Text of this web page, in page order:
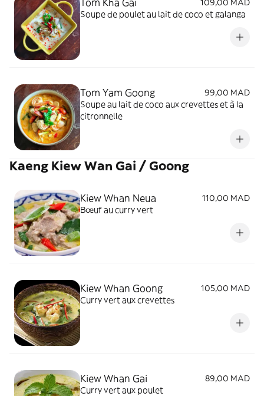
Tom Kha Gai
109,00 MAD
Soupe de poulet au lait de coco et galanga
Tom Yam Goong
99,00 MAD
Soupe au lait de coco aux crevettes et à la
citronnelle
Kaeng Kiew Wan Gai / Goong
Kiew Whan Neua
110,00 MAD
Bœuf au curry vert
Kiew Whan Goong
105,00 MAD
Curry vert aux crevettes
Kiew Whan Gai
89,00 MAD
Curry vert aux poulet